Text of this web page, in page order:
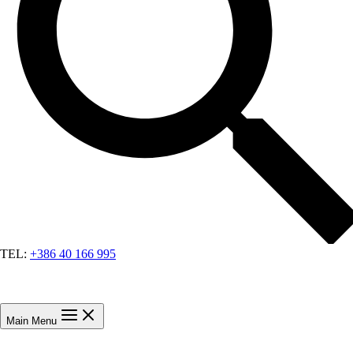
TEL: +386 40 166 995
Main Menu